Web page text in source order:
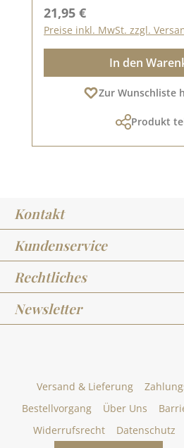
Regulärer Preis:
21,95 €
Preise inkl. MwSt. zzgl.
In den
Zur Wunschliste
Produkt
Kontakt
Kundenservice
Rechtliches
Newsletter
Versand & Lieferung
Bestellvorgang
Über Uns
Widerrufsrecht
Datenschutz